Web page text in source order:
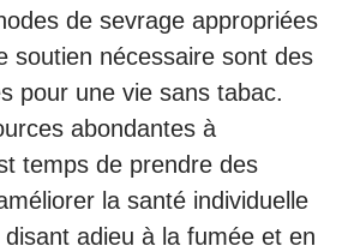
de sevrage appropriées
soutien nécessaire sont des
pour une vie sans tabac.
abondantes à
temps de prendre des
la santé individuelle
adieu à la fumée et en